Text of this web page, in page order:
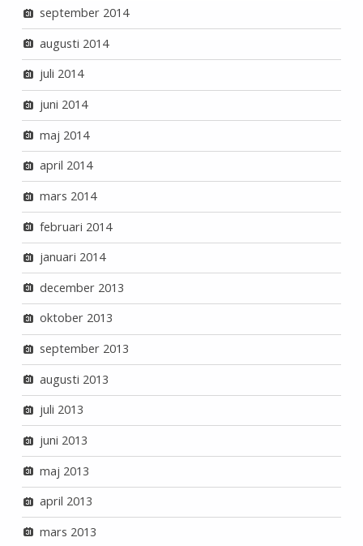
september 2014
augusti 2014
juli 2014
juni 2014
maj 2014
april 2014
mars 2014
februari 2014
januari 2014
december 2013
oktober 2013
september 2013
augusti 2013
juli 2013
juni 2013
maj 2013
april 2013
mars 2013